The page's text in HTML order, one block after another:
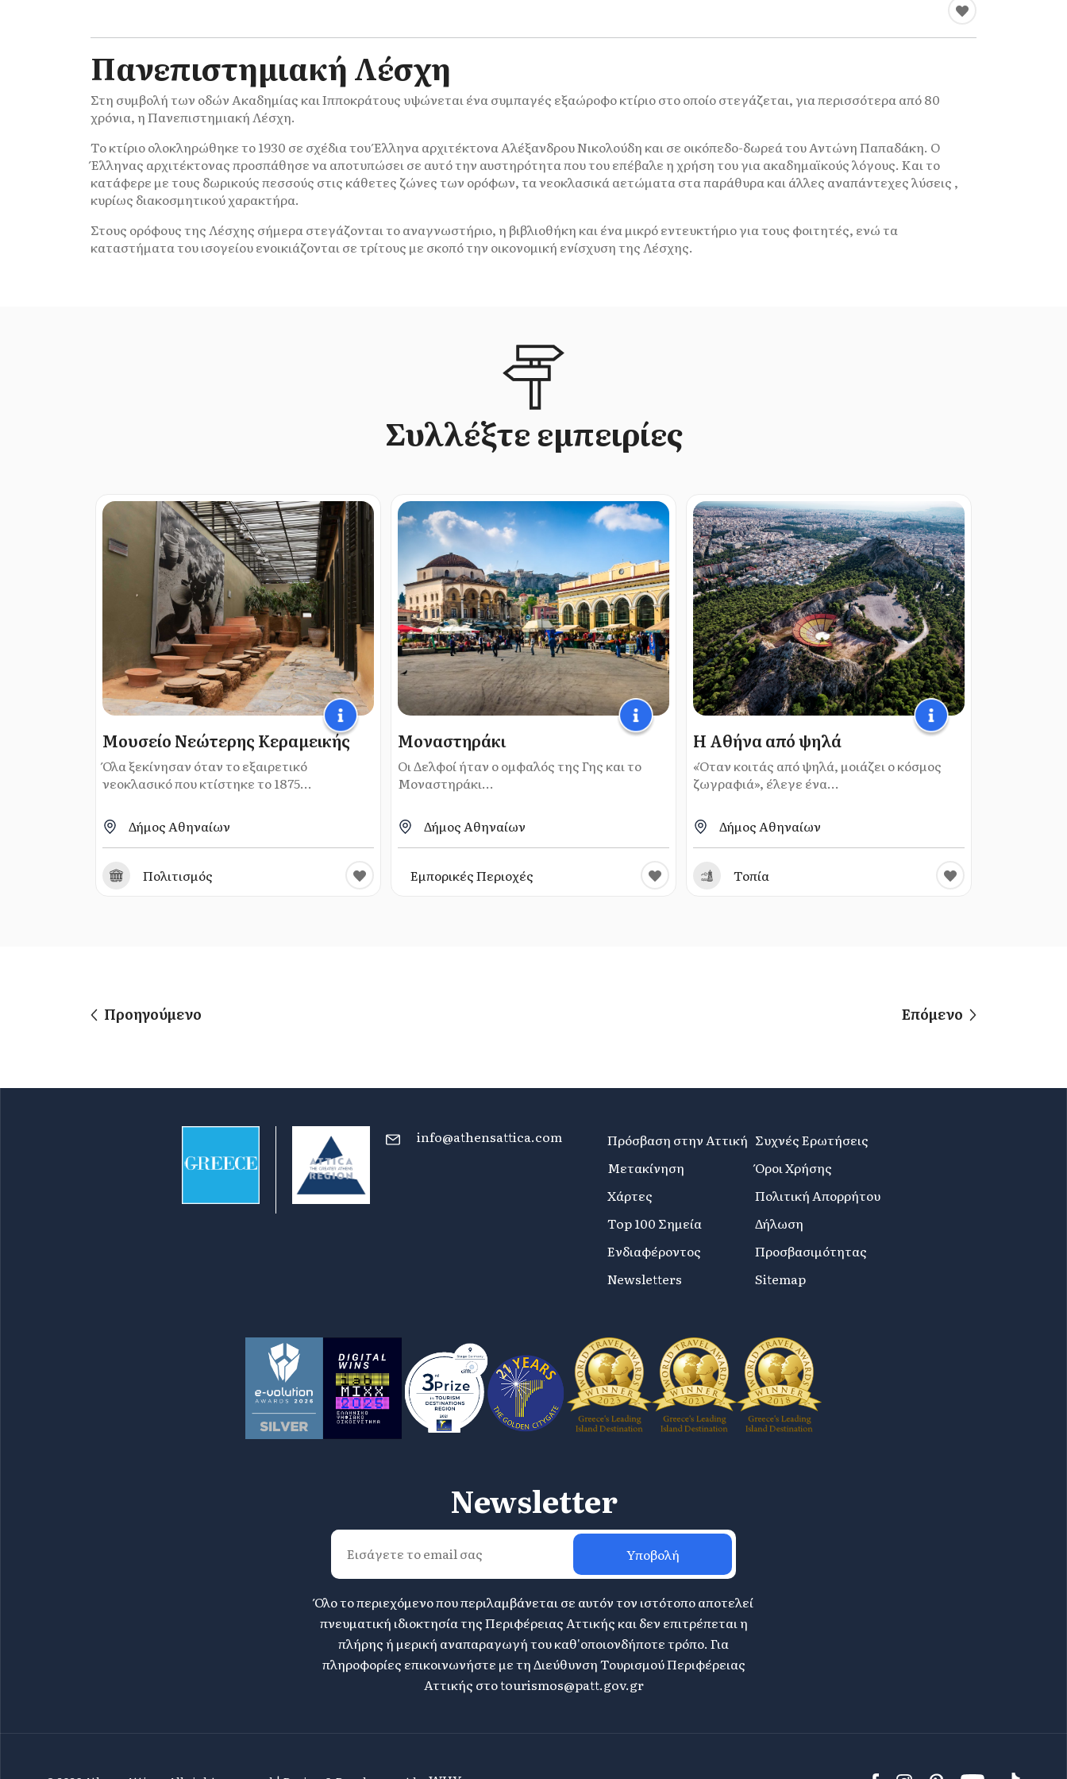
Πανεπιστημιακή Λέσχη
Στη συμβολή των οδών Ακαδημίας και Ιπποκράτους υψώνεται ένα συμπαγές εξαώροφο κτίριο στο οποίο στεγάζεται, για περισσότερα από 80
χρόνια, η Πανεπιστημιακή Λέσχη.
Το κτίριο ολοκληρώθηκε το 1930 σε σχέδια του Έλληνα αρχιτέκτονα Αλέξανδρου Νικολούδη και σε οικόπεδο-δωρεά του Αντώνη Παπαδάκη. Ο
Έλληνας αρχιτέκτονας προσπάθησε να αποτυπώσει σε αυτό την αυστηρότητα που του επέβαλε η χρήση του για ακαδημαϊκούς λόγους. Και το
κατάφερε με τους δωρικούς πεσσούς στις κάθετες ζώνες των ορόφων, τα νεοκλασικά αετώματα στα παράθυρα και άλλες αναπάντεχες λύσεις ,
κυρίως διακοσμητικού χαρακτήρα.
Στους ορόφους της Λέσχης σήμερα στεγάζονται το αναγνωστήριο, η βιβλιοθήκη και ένα μικρό εντευκτήριο για τους φοιτητές, ενώ τα
καταστήματα του ισογείου ενοικιάζονται σε τρίτους με σκοπό την οικονομική ενίσχυση της Λέσχης.
Συλλέξτε εμπειρίες
Μουσείο Νεώτερης Κεραμεικής
Όλα ξεκίνησαν όταν το εξαιρετικό
νεοκλασικό που κτίστηκε το 1875...
Δήμος Αθηναίων
Πολιτισμός
Μοναστηράκι
Οι Δελφοί ήταν ο ομφαλός της Γης και το
Μοναστηράκι...
Δήμος Αθηναίων
Εμπορικές Περιοχές
Η Αθήνα από ψηλά
«Όταν κοιτάς από ψηλά, μοιάζει ο κόσμος
ζωγραφιά», έλεγε ένα...
Δήμος Αθηναίων
Τοπία
Προηγούμενο Επόμενο
info@athensattica.com
Πρόσβαση στην Αττική
Μετακίνηση
Χάρτες
Top 100 Σημεία
Ενδιαφέροντος
Newsletters
Συχνές Ερωτήσεις
Όροι Χρήσης
Πολιτική Απορρήτου
Δήλωση
Προσβασιμότητας
Sitemap
Newsletter
Υποβολή
Όλο το περιεχόμενο που περιλαμβάνεται σε αυτόν τον ιστότοπο αποτελεί
πνευματική ιδιοκτησία της Περιφέρειας Αττικής και δεν επιτρέπεται η
πλήρης ή μερική αναπαραγωγή του καθ'οποιονδήποτε τρόπο. Για
πληροφορίες επικοινωνήστε με τη Διεύθυνση Τουρισμού Περιφέρειας
Αττικής στοtourismos@patt.gov.gr